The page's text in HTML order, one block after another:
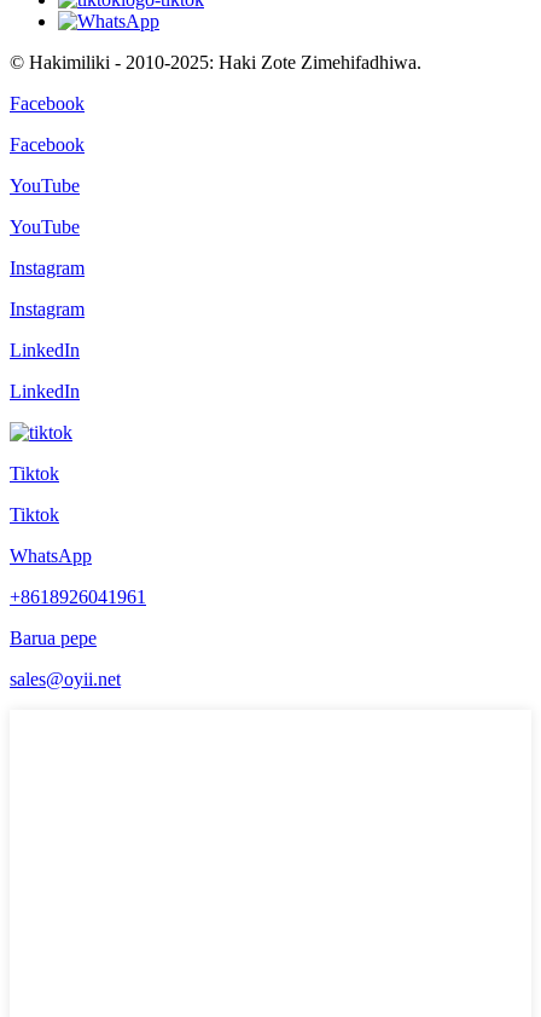
© Hakimiliki - 2010-2025: Haki Zote Zimehifadhiwa.
Facebook
Facebook
YouTube
YouTube
Instagram
Instagram
LinkedIn
LinkedIn
Tiktok
Tiktok
WhatsApp
+8618926041961
Barua pepe
sales@oyii.net